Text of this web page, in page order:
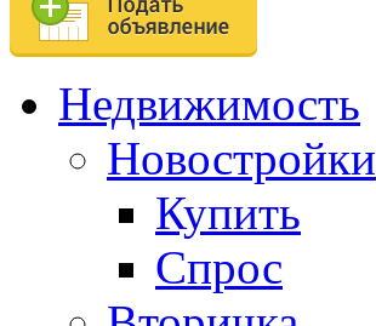
Недвижимость
Новостройки
Купить
Спрос